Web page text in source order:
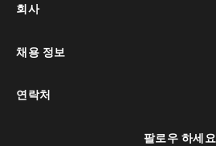
회사
채용 정보
연락처
팔로우 하세요